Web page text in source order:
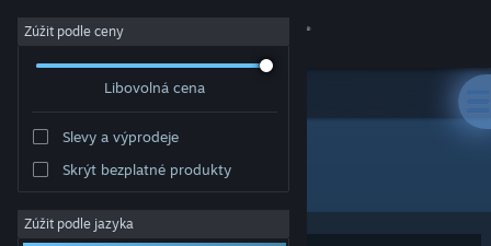
Přihlásit se
Komunita
Informace
Zúžit podle ceny
Libovolná cena
Slevy a výprodeje
Skrýt bezplatné produkty
Zúžit podle jazyka
Vývojář: Numakeis